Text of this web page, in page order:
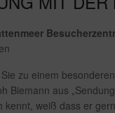
zu einem
Biemann aus
kennt, weiß dass er